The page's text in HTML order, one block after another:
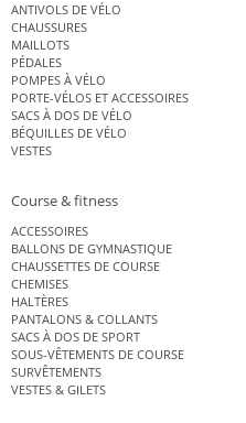
ANTIVOLS DE VÉLO
CHAUSSURES
MAILLOTS
PÉDALES
POMPES À VÉLO
PORTE-VÉLOS ET ACCESSOIRES
SACS À DOS DE VÉLO
BÉQUILLES DE VÉLO
VESTES
Course & fitness
ACCESSOIRES
BALLONS DE GYMNASTIQUE
CHAUSSETTES DE COURSE
CHEMISES
HALTÈRES
PANTALONS & COLLANTS
SACS À DOS DE SPORT
SOUS-VÊTEMENTS DE COURSE
SURVÊTEMENTS
VESTES & GILETS